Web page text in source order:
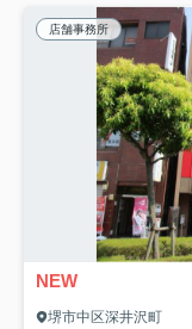
店舗事務所
NEW
堺市中区深井沢町